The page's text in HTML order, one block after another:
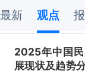
最新 观点
2025年中国
展现状及趋势